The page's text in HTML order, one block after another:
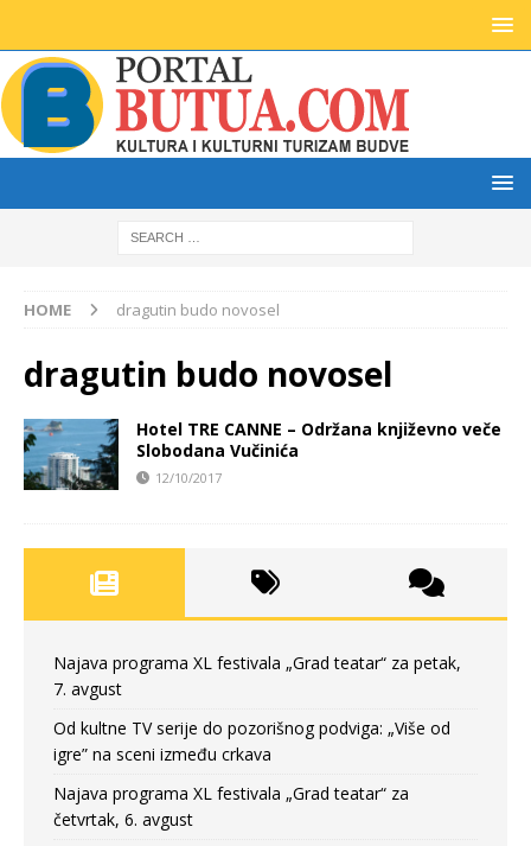
HOME dragutin budo novosel
dragutin budo novosel
Hotel TRE CANNE – Održana književno veče
Slobodana Vučinića
12/10/2017
Najava programa XL festivala „Grad teatar“ za petak,
7. avgust
Od kultne TV serije do pozorišnog podviga: „Više od
igre” na sceni između crkava
Najava programa XL festivala „Grad teatar“ za
četvrtak, 6. avgust